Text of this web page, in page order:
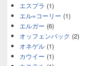
エスプラ (1)
エル=コーリー (1)
エルガー (6)
オッフェンバック (2)
オネゲル (1)
カウイー (1)